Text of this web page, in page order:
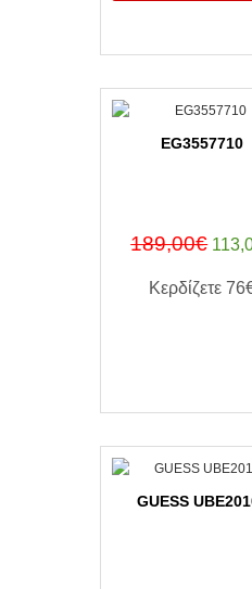
EG3557710
189,00€
Κερδίζετε
GUESS